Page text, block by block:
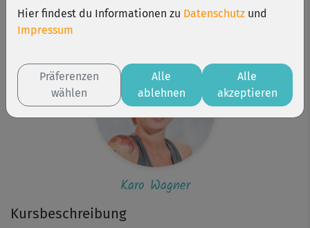
Kursbeschreibung
Matte
Karo Wagner
Hier findest du Informationen zu Datenschutz und
Impressum
Präferenzen
wählen
Alle
ablehnen
Alle
akzeptieren